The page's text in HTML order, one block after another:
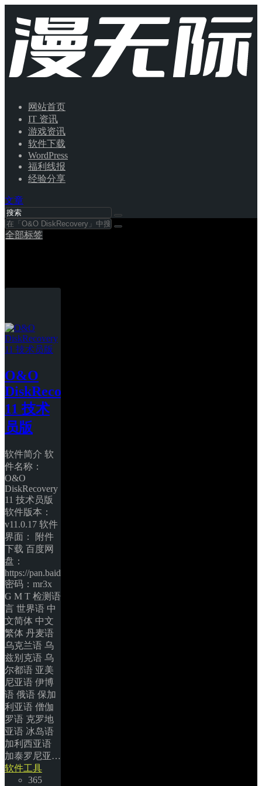
网站首页
IT 资讯
游戏资讯
软件下载
WordPress
福利线报
经验分享
文章
全部标签
O&O
DiskRecovery
11 技术
员版
软件简介 软
件名称：
O&O
DiskRecovery
11 技术员版
软件版本：
v11.0.17 软件
界面： 附件
下载 百度网
盘：
https://pan.baidu.com/s/1eSxfpyq
密码：mr3x
G M T 检测语
言 世界语 中
文简体 中文
繁体 丹麦语
乌克兰语 乌
兹别克语 乌
尔都语 亚美
尼亚语 伊博
语 俄语 保加
利亚语 僧伽
罗语 克罗地
亚语 冰岛语
加利西亚语
加泰罗尼亚…
软件工具
365